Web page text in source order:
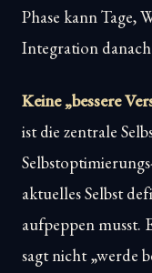
Phase kann Tage,
Integration danach
Keine „bessere
ist die zentrale
aktuelles Selbst
aufpeppen musst.
sagt nicht „werde